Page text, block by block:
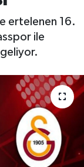
ertelenen 16.
ile
geliyor.